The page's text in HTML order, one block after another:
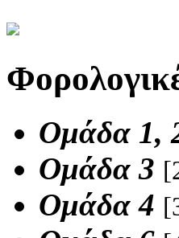
Ομάδα 1,
Ομάδα 3
Ομάδα 4